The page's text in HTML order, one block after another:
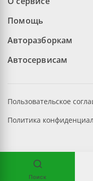
Поиск
Помощь
Авторазборкам
Автосервисам
©2026 aopt.ru — Все
Пользовательское
Политика